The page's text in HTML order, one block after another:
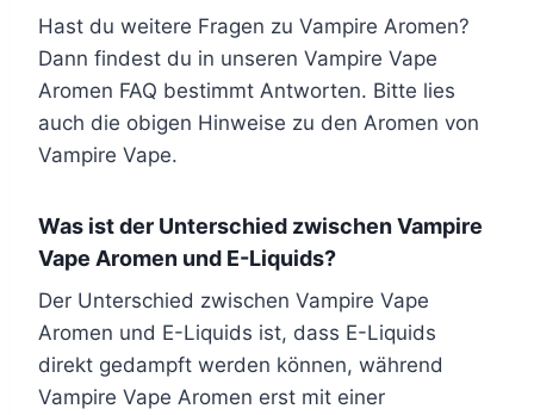
Hast du weitere Fragen zu Vampire Aromen?
Dann findest du in unseren Vampire Vape
Aromen FAQ bestimmt Antworten. Bitte lies
auch die obigen Hinweise zu den Aromen von
Vampire Vape.
Was ist der Unterschied zwischen Vampire
Vape Aromen und E-Liquids?
Der Unterschied zwischen Vampire Vape
Aromen und E-Liquids ist, dass E-Liquids
direkt gedampft werden können, während
Vampire Vape Aromen erst mit einer